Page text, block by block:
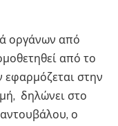
οργάνων από
από το
στην
δηλώνει στο
ο